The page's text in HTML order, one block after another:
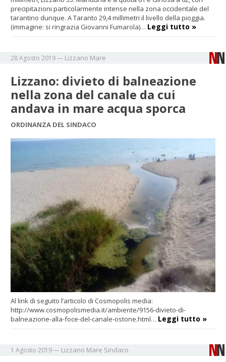
precipitazioni particolarmente intense nella zona occidentale del
tarantino dunque. A Taranto 29,4 millimetri il livello della pioggia.
(immagine: si ringrazia Giovanni Fumarola)… Leggi tutto »
28 Agosto 2019— Lizzano Mare
Lizzano: divieto di balneazione
nella zona del canale da cui
andava in mare acqua sporca
ORDINANZA DEL SINDACO
Al link di seguito l’articolo di Cosmopolis media:
http://www.cosmopolismedia.it/ambiente/9156-divieto-di-
balneazione-alla-foce-del-canale-ostone.html… Leggi tutto »
1 Agosto 2019— Lizzano Mare Sindaco